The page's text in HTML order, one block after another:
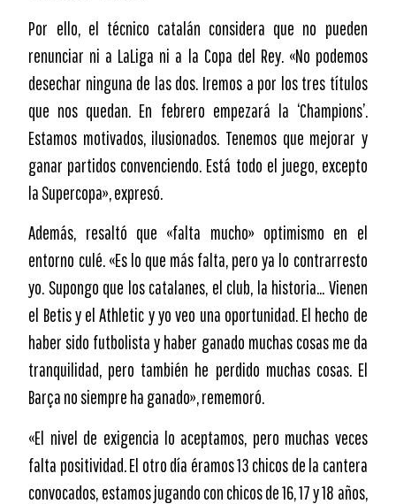
Por ello, el técnico catalán considera que no pueden
renunciar ni a LaLiga ni a la Copa del Rey. «No podemos
desechar ninguna de las dos. Iremos a por los tres títulos
que nos quedan. En febrero empezará la ‘Champions’.
Estamos motivados, ilusionados. Tenemos que mejorar y
ganar partidos convenciendo. Está todo el juego, excepto
la Supercopa», expresó.
Además, resaltó que «falta mucho» optimismo en el
entorno culé. «Es lo que más falta, pero ya lo contrarresto
yo. Supongo que los catalanes, el club, la historia… Vienen
el Betis y el Athletic y yo veo una oportunidad. El hecho de
haber sido futbolista y haber ganado muchas cosas me da
tranquilidad, pero también he perdido muchas cosas. El
Barça no siempre ha ganado», rememoró.
«El nivel de exigencia lo aceptamos, pero muchas veces
falta positividad. El otro día éramos 13 chicos de la cantera
convocados, estamos jugando con chicos de 16, 17 y 18 años,